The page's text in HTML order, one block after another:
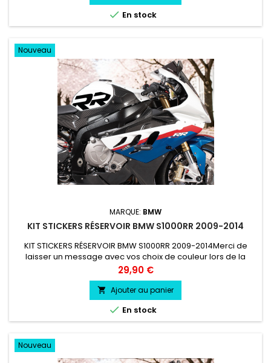
 En stock
Nouveau
MARQUE: BMW
KIT STICKERS RÉSERVOIR BMW S1000RR 2009-2014
KIT STICKERS RÉSERVOIR BMW S1000RR 2009-2014Merci de
laisser un message avec vos choix de couleur lors de la
commande COULEUR AU CHOIX vinyle professionnel très
résistant résiste a l'eau, essence, chaleur, froid.
Prix
29,90 €
 Ajouter au panier
 En stock
Nouveau